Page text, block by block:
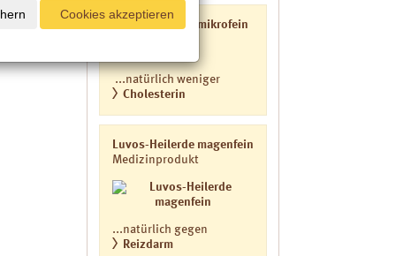
Luvos-Heilerde mikrofein
...natürlich weniger
Cholesterin
Luvos-Heilerde magenfein
Medizinprodukt
...natürlich gegen
Reizdarm
Cookies akzeptieren